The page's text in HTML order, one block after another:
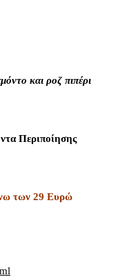
και ροζ πιπέρι
Περιποίησης
των 29 Ευρώ